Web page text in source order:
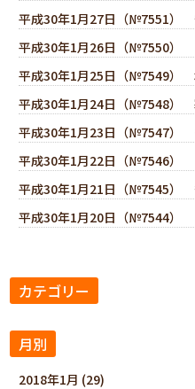
平成30年1月27日（№7551）
平成30年1月26日（№7550）
平成30年1月25日（№7549）
平成30年1月24日（№7548）
平成30年1月23日（№7547）
平成30年1月22日（№7546）
平成30年1月21日（№7545）
平成30年1月20日（№7544）
カテゴリー
月別
2018年1月 (29)